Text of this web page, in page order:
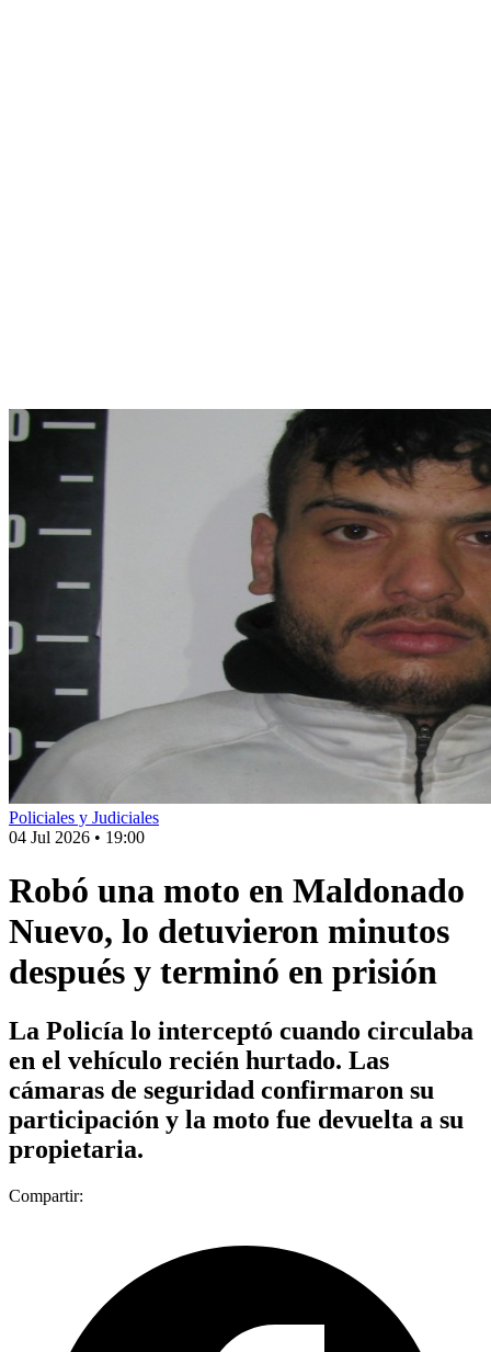
Policiales y Judiciales
04 Jul 2026 • 19:00
Robó una moto en Maldonado
Nuevo, lo detuvieron minutos
después y terminó en prisión
La Policía lo interceptó cuando circulaba
en el vehículo recién hurtado. Las
cámaras de seguridad confirmaron su
participación y la moto fue devuelta a su
propietaria.
Compartir: